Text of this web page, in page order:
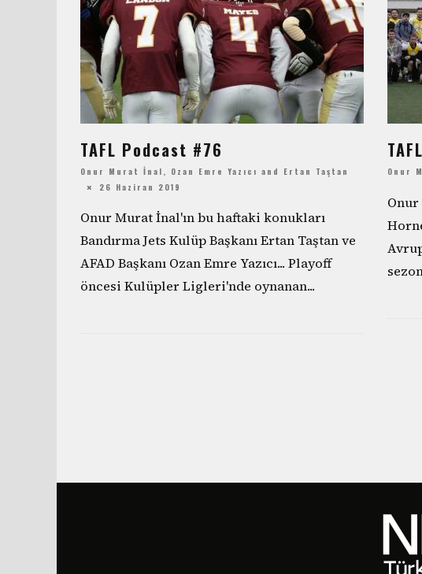
TAFL Podcast #76
Onur Murat İnal , Ozan Emre Yazıcı and Ertan Taştan
26 Haziran 2019
Onur Murat İnal'ın bu haftaki konukları
Bandırma Jets Kulüp Başkanı Ertan Taştan ve
AFAD Başkanı Ozan Emre Yazıcı... Playoff
öncesi Kulüpler Ligleri'nde oynanan...
Onur